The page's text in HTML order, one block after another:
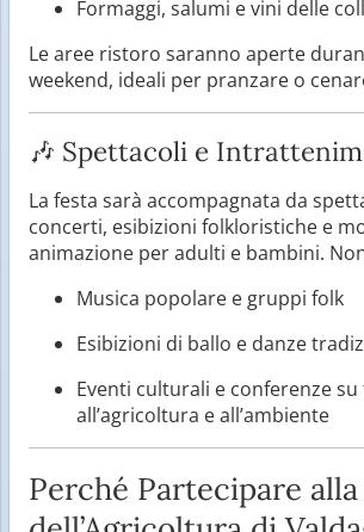
Formaggi, salumi e vini delle
Le aree ristoro saranno aperte
weekend, ideali per pranzare o
🎶 Spettacoli e
La festa sarà accompagnata da
concerti, esibizioni folkloristiche e
animazione per adulti e bambini.
Musica popolare e gruppi folk
Esibizioni di ballo e danze
Eventi culturali e conferenze
all’agricoltura e all’ambiente
Perché Partecipare alla